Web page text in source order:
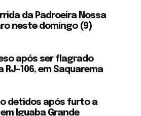
da Padroeira Nossa
neste domingo (9)
após ser flagrado
RJ-106, em Saquarema
detidos após furto a
Iguaba Grande